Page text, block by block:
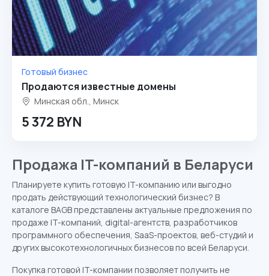
Готовый бизнес
Продаются известные домены
Минская обл., Минск
5 372 BYN
Продажа IT-компаний в Беларуси
Планируете купить готовую IT-компанию или выгодно
продать действующий технологический бизнес? В
каталоге BAGB представлены актуальные предложения по
продаже IT-компаний, digital-агентств, разработчиков
программного обеспечения, SaaS-проектов, веб-студий и
других высокотехнологичных бизнесов по всей Беларуси.
Покупка готовой IT-компании позволяет получить не